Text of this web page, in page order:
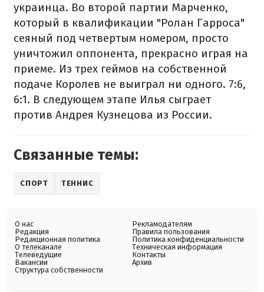
украинца. Во второй партии Марченко,
который в квалификации "Ролан Гарроса"
сеяный под четвертым номером, просто
уничтожил оппонента, прекрасно играя на
приеме. Из трех геймов на собственной
подаче Королев не выиграл ни одного. 7:6,
6:1. В следующем этапе Илья сыграет
против Андрея Кузнецова из России.
Связанные темы:
СПОРТ ТЕННИС
О нас
Редакция
Редакционная политика
О телеканале
Телеведущие
Вакансии
Структура собственности
Рекламодателям
Правила пользования
Политика конфиденциальности
Техническая информация
Контакты
Архив